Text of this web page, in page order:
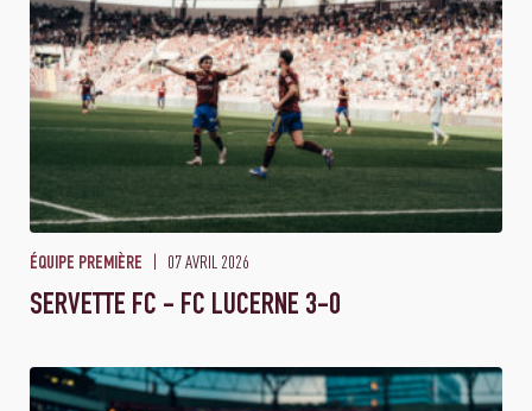
ÉQUIPE PREMIÈRE 07 AVRIL 2026
SERVETTE FC - FC LUCERNE 3-0